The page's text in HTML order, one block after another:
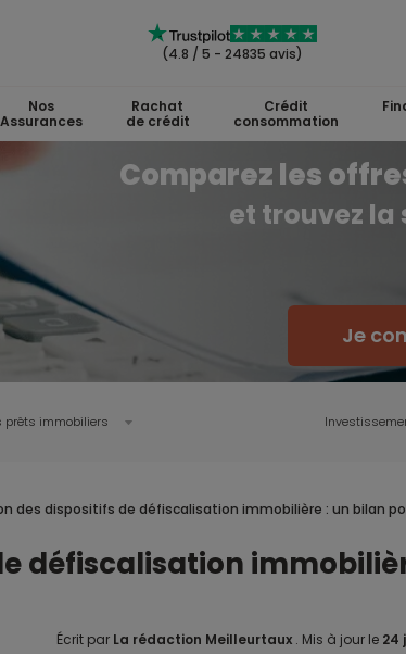
(4.8 / 5 - 24835 avis)
Nos
Assurances
Rachat
de crédit
Crédit
consommation
Comparez les
et trouvez
Je
prêts immobiliers
des dispositifs de défiscalisation immobilière : un bilan
défiscalisation
Écrit par La rédaction Meilleurtaux . Mis à jour le 24